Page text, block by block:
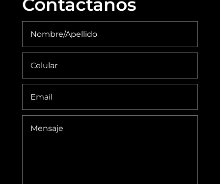
Contáctanos